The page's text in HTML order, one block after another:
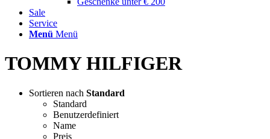
Sale
Service
Menü Menü
TOMMY HILFIGER
Sortieren nach Standard
Standard
Benutzerdefiniert
Name
Preis